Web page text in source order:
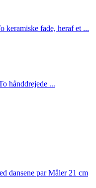
keramiske fade, heraf et ...
hånddrejede ...
dansene par Måler 21 cm